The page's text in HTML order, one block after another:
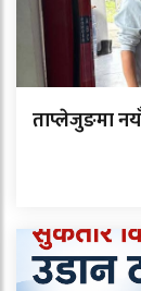
ताप्लेजुङमा